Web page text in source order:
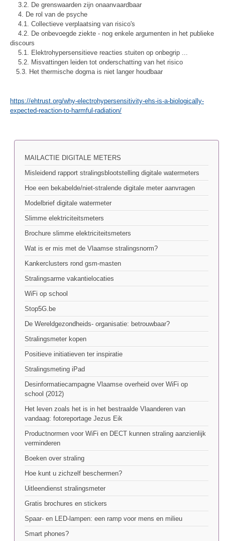
3.2. De grenswaarden zijn onaanvaardbaar
4. De rol van de psyche
4.1. Collectieve verplaatsing van risico's
4.2. De onbevoegde ziekte - nog enkele argumenten in het publieke
discours
5.1. Elektrohypersensitieve reacties stuiten op onbegrip ...
5.2. Misvattingen leiden tot onderschatting van het risico
5.3. Het thermische dogma is niet langer houdbaar
https://ehtrust.org/why-electrohypersensitivity-ehs-is-a-biologically-
expected-reaction-to-harmful-radiation/
MAILACTIE DIGITALE METERS
Misleidend rapport stralingsblootstelling digitale watermeters
Hoe een bekabelde/niet-stralende digitale meter aanvragen
Modelbrief digitale watermeter
Slimme elektriciteitsmeters
Brochure slimme elektriciteitsmeters
Wat is er mis met de Vlaamse stralingsnorm?
Kankerclusters rond gsm-masten
Stralingsarme vakantielocaties
WiFi op school
Stop5G.be
De Wereldgezondheids- organisatie: betrouwbaar?
Stralingsmeter kopen
Positieve initiatieven ter inspiratie
Stralingsmeting iPad
Desinformatiecampagne Vlaamse overheid over WiFi op
school (2012)
Het leven zoals het is in het bestraalde Vlaanderen van
vandaag: fotoreportage Jezus Eik
Productnormen voor WiFi en DECT kunnen straling aanzienlijk
verminderen
Boeken over straling
Hoe kunt u zichzelf beschermen?
Uitleendienst stralingsmeter
Gratis brochures en stickers
Spaar- en LED-lampen: een ramp voor mens en milieu
Smart phones?